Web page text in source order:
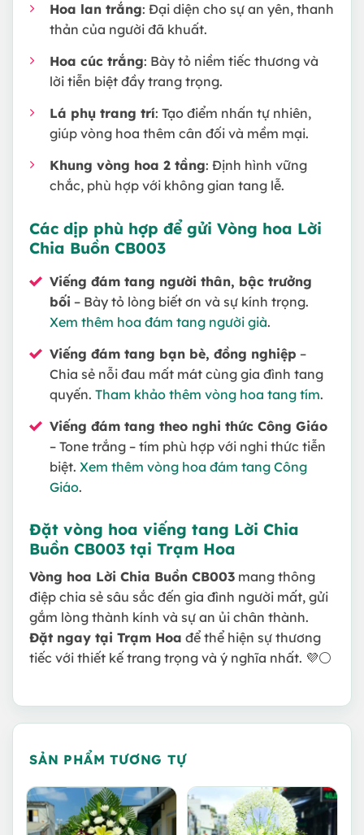
Hoa lan trắng: Đại diện cho sự an yên, thanh
thản của người đã khuất.
Hoa cúc trắng: Bày tỏ niềm tiếc thương và
lời tiễn biệt đầy trang trọng.
Lá phụ trang trí: Tạo điểm nhấn tự nhiên,
giúp vòng hoa thêm cân đối và mềm mại.
Khung vòng hoa 2 tầng: Định hình vững
chắc, phù hợp với không gian tang lễ.
Các dịp phù hợp để gửi Vòng hoa Lời
Chia Buồn CB003
Viếng đám tang người thân, bậc trưởng
bối – Bày tỏ lòng biết ơn và sự kính trọng.
Xem thêm hoa đám tang người già.
Viếng đám tang bạn bè, đồng nghiệp –
Chia sẻ nỗi đau mất mát cùng gia đình tang
quyến. Tham khảo thêm vòng hoa tang tím.
Viếng đám tang theo nghi thức Công Giáo
– Tone trắng – tím phù hợp với nghi thức tiễn
biệt. Xem thêm vòng hoa đám tang Công
Giáo.
Đặt vòng hoa viếng tang Lời Chia
Buồn CB003 tại Trạm Hoa
Vòng hoa Lời Chia Buồn CB003 mang thông
điệp chia sẻ sâu sắc đến gia đình người mất, gửi
gắm lòng thành kính và sự an ủi chân thành.
Đặt ngay tại Trạm Hoa để thể hiện sự thương
tiếc với thiết kế trang trọng và ý nghĩa nhất. 💜⚪
SẢN PHẨM TƯƠNG TỰ